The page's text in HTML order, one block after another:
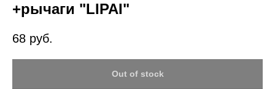
+рычаги "LIPAI"
68 руб.
Out of stock